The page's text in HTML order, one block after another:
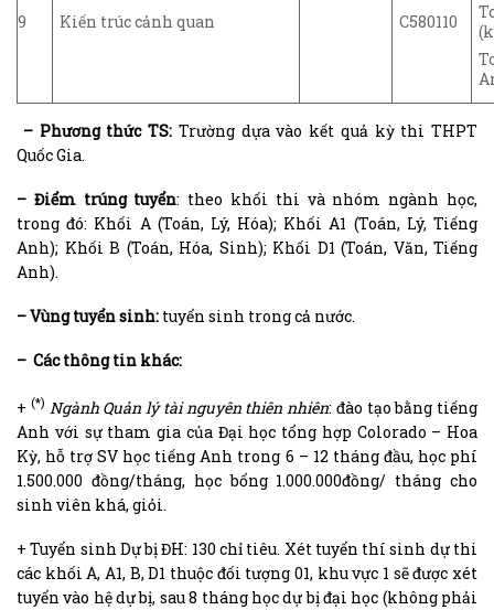
9 Kiến trúc cảnh quan C580110
– Phương thức TS: Trường dựa vào kết quả kỳ thi THPT
Quốc Gia.
– Điểm trúng tuyển: theo khối thi và nhóm ngành học,
trong đó: Khối A (Toán, Lý, Hóa); Khối A1 (Toán, Lý, Tiếng
Anh); Khối B (Toán, Hóa, Sinh); Khối D1 (Toán, Văn, Tiếng
Anh).
– Vùng tuyển sinh: tuyển sinh trong cả nước.
– Các thông tin khác:
+ (*) Ngành Quản lý tài nguyên thiên nhiên: đào tạo bằng tiếng
Anh với sự tham gia của Đại học tổng hợp Colorado – Hoa
Kỳ, hỗ trợ SV học tiếng Anh trong 6 – 12 tháng đầu, học phí
1.500.000 đồng/tháng, học bổng 1.000.000đồng/ tháng cho
sinh viên khá, giỏi.
+ Tuyển sinh Dự bị ĐH: 130 chỉ tiêu. Xét tuyển thí sinh dự thi
các khối A, A1, B, D1 thuộc đối tượng 01, khu vực 1 sẽ được xét
tuyển vào hệ dự bị, sau 8 tháng học dự bị đại học (không phải